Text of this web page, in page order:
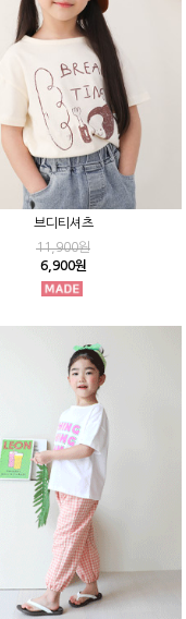
브디티셔츠
11,900원
6,900원